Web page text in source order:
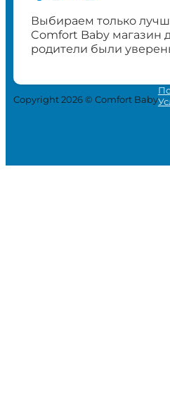
Выбираем только
Comfort Baby магазин
родители были
Copyright 2026 © Comfort Baby